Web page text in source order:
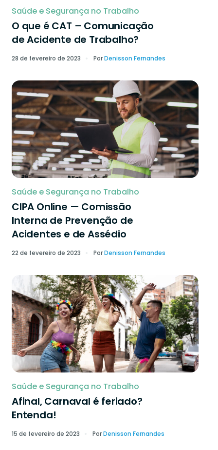
Saúde e Segurança no Trabalho
O que é CAT – Comunicação
de Acidente de Trabalho?
28 de fevereiro de 2023 PorDenisson Fernandes
Saúde e Segurança no Trabalho
CIPA Online — Comissão
Interna de Prevenção de
Acidentes e de Assédio
22 de fevereiro de 2023 PorDenisson Fernandes
Saúde e Segurança no Trabalho
Afinal, Carnaval é feriado?
Entenda!
15 de fevereiro de 2023 PorDenisson Fernandes